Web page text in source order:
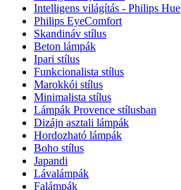
Intelligens világítás - Philips Hue
Philips EyeComfort
Skandináv stílus
Beton lámpák
Ipari stílus
Funkcionalista stílus
Marokkói stílus
Minimalista stílus
Lámpák Provence stílusban
Dizájn asztali lámpák
Hordozható lámpák
Boho stílus
Japandi
Lávalámpák
Falámpák